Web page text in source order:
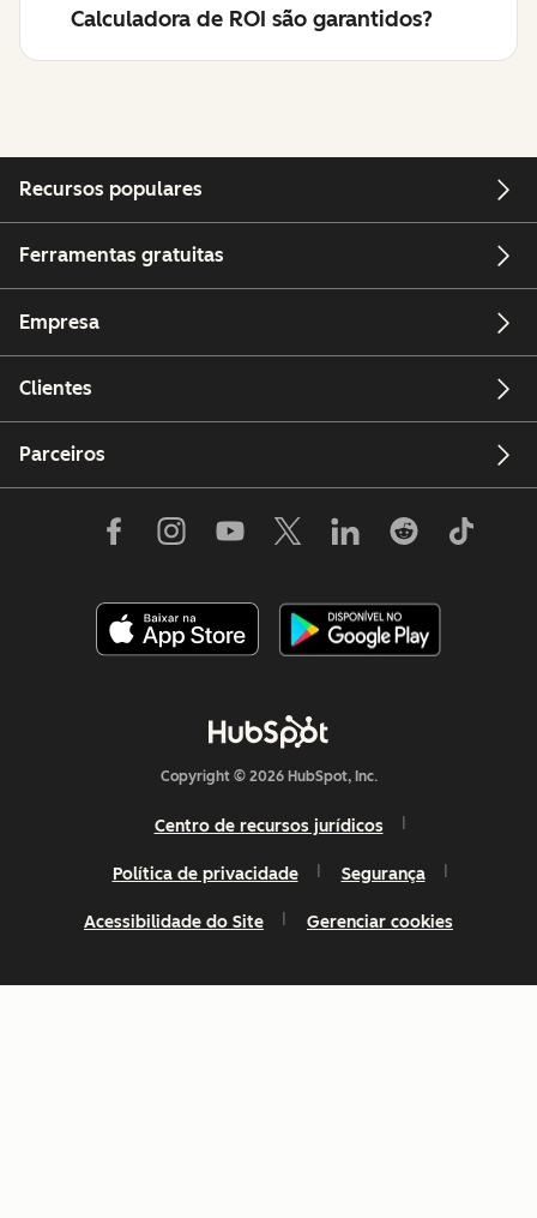
Calculadora de ROI são garantidos?
Recursos populares
Ferramentas gratuitas
Empresa
Clientes
Parceiros
Copyright © 2026 HubSpot, Inc.
Centro de recursos jurídicos
Política de privacidade Segurança
Acessibilidade do Site Gerenciar cookies